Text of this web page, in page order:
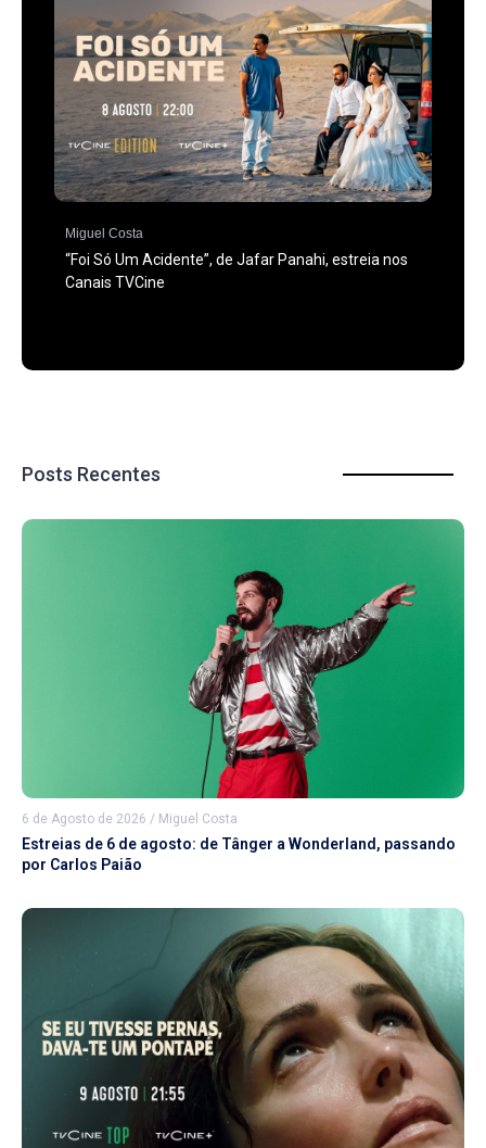
Miguel Costa
“Foi Só Um Acidente”, de Jafar Panahi, estreia nos
Canais TVCine
Posts Recentes
6 de Agosto de 2026 / Miguel Costa
Estreias de 6 de agosto: de Tânger a Wonderland, passando
por Carlos Paião